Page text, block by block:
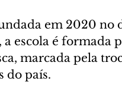
em 2020 no
a escola é formada
marcada pela
do país.